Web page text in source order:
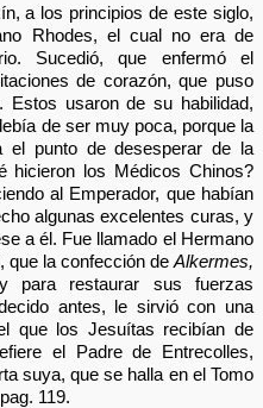
a los principios de este siglo,
Rhodes, el cual no era de
Sucedió, que enfermó el
de corazón, que puso
usaron de su habilidad,
de ser muy poca, porque la
el punto de desesperar de la
hicieron los Médicos Chinos?
al Emperador, que habían
algunas excelentes curas, y
a él. Fue llamado el Hermano
que la confección de Alkermes,
para restaurar sus fuerzas
antes, le sirvió con una
que los Jesuítas recibían de
el Padre de Entrecolles,
suya, que se halla en el Tomo
119.